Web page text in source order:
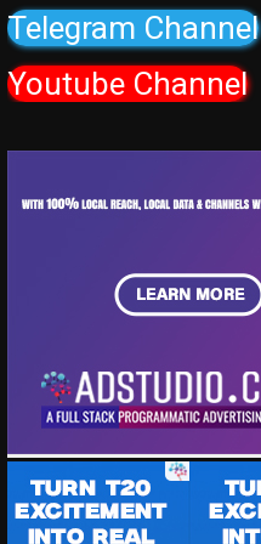
Vitaly (voice)
Telegram Channel
Youtube Channel